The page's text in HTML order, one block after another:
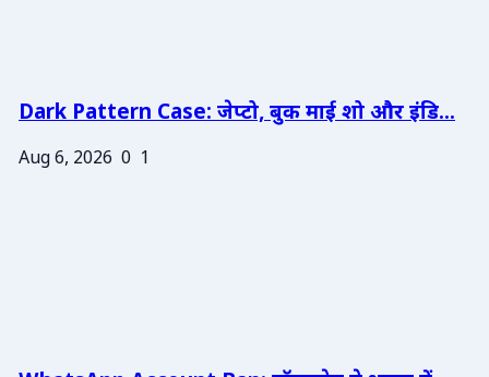
Dark Pattern Case: जेप्टो, बुक माई शो और इंडि...
Aug 6, 2026 0 1